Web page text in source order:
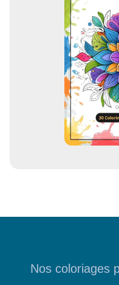
Nos coloriages